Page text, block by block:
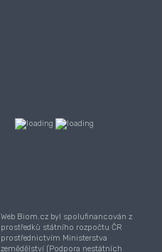
Web Biom.cz byl spolufinancován z
prostředků státního rozpočtu ČR
prostřednictvím Ministerstva
zemědělství (Podpora nestátních